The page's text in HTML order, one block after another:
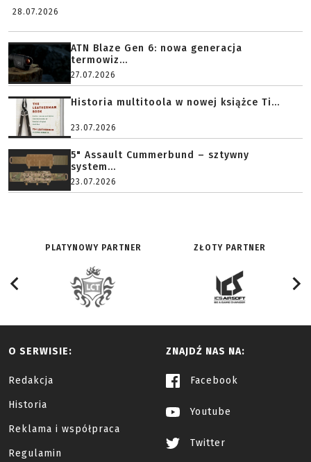
28.07.2026
ATN Blaze Gen 6: nowa generacja
termowiz...
27.07.2026
Historia multitoola w nowej książce Ti...
23.07.2026
5" Assault Cummerbund – sztywny
system...
23.07.2026
PLATYNOWY PARTNER ZŁOTY PARTNER
O SERWISIE:
Redakcja
Historia
Reklama i współpraca
Regulamin
ZNAJDŹ NAS NA:
Facebook
Youtube
Twitter